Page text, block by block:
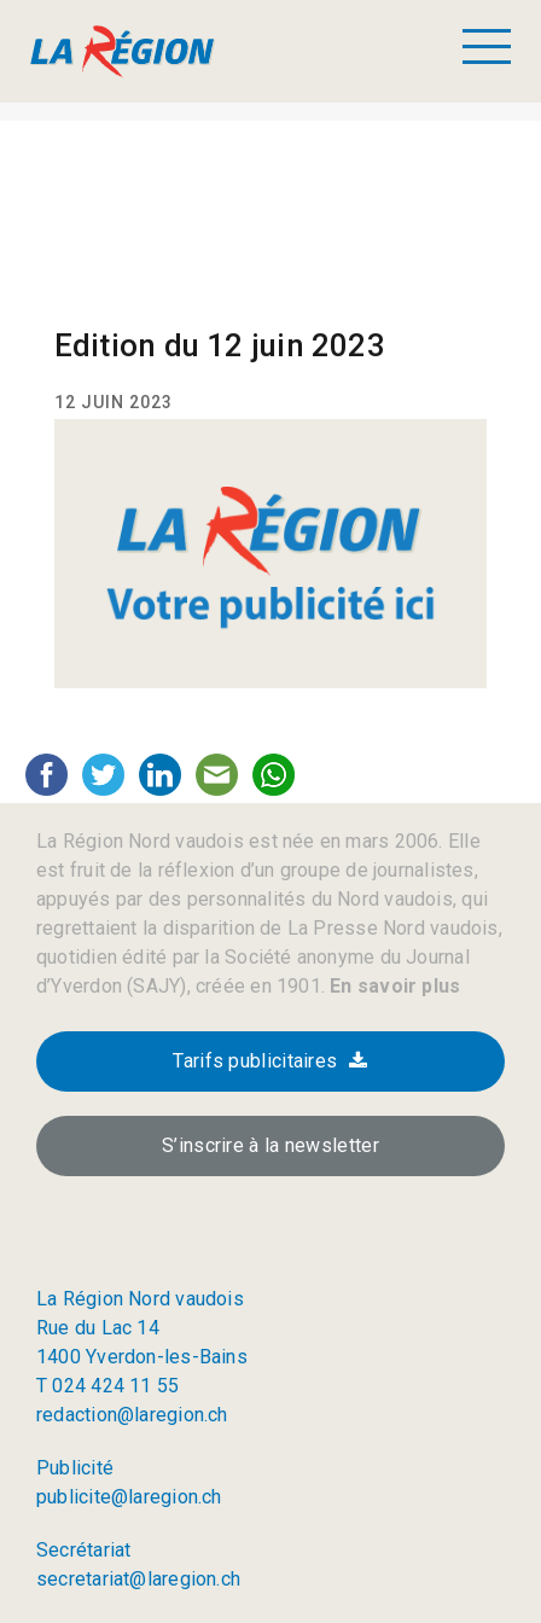
Edition du 12 juin 2023
12 JUIN 2023
La Région Nord vaudois est née en mars 2006. Elle
est fruit de la réflexion d’un groupe de journalistes,
appuyés par des personnalités du Nord vaudois, qui
regrettaient la disparition de La Presse Nord vaudois,
quotidien édité par la Société anonyme du Journal
d’Yverdon (SAJY), créée en 1901. En savoir plus
Tarifs publicitaires
S’inscrire à la newsletter
La Région Nord vaudois
Rue du Lac 14
1400 Yverdon-les-Bains
T 024 424 11 55
redaction@laregion.ch
Publicité
publicite@laregion.ch
Secrétariat
secretariat@laregion.ch